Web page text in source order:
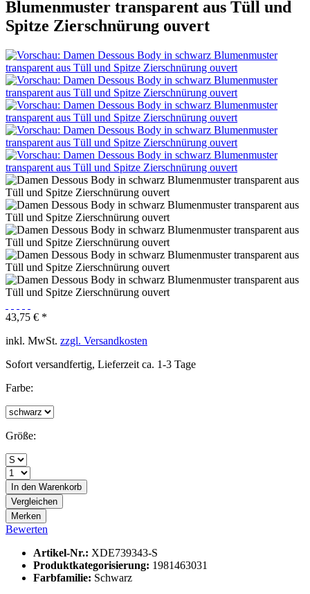
Blumenmuster transparent aus Tüll und
Spitze Zierschnürung ouvert
43,75 € *
inkl. MwSt. zzgl. Versandkosten
Sofort versandfertig, Lieferzeit ca. 1-3 Tage
Farbe:
Größe:
In den Warenkorb
Vergleichen
Merken
Bewerten
Artikel-Nr.: XDE739343-S
Produktkategorisierung: 1981463031
Farbfamilie: Schwarz